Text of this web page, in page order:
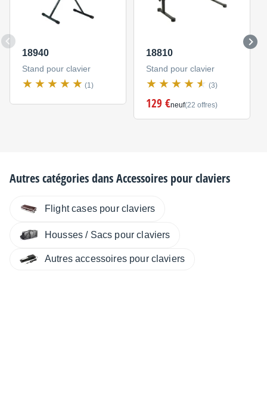
18940
Stand pour clavier
(1)
18810
Stand pour clavier
(3)
129 €neuf(22 offres)
Autres catégories dansAccessoires pour claviers
Flight cases pour claviers
Housses / Sacs pour claviers
Autres accessoires pour claviers